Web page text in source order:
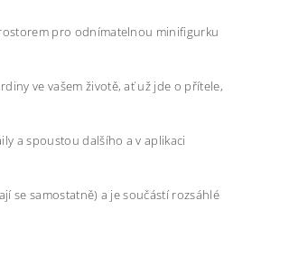
pro odnímatelnou minifigurku
ve vašem životě, ať už jde o přítele,
a spoustou dalšího a v aplikaci
se samostatně) a je součástí rozsáhlé